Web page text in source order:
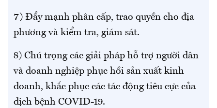
7) Đẩy mạnh phân cấp, trao quyền cho địa
phương và kiểm tra, giám sát.
8) Chú trọng các giải pháp hỗ trợ người dân
và doanh nghiệp phục hồi sản xuất kinh
doanh, khắc phục các tác động tiêu cực của
dịch bệnh COVID-19.